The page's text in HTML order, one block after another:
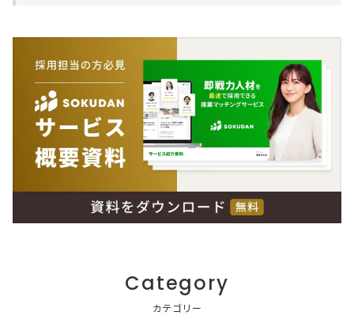
Category
カテゴリー